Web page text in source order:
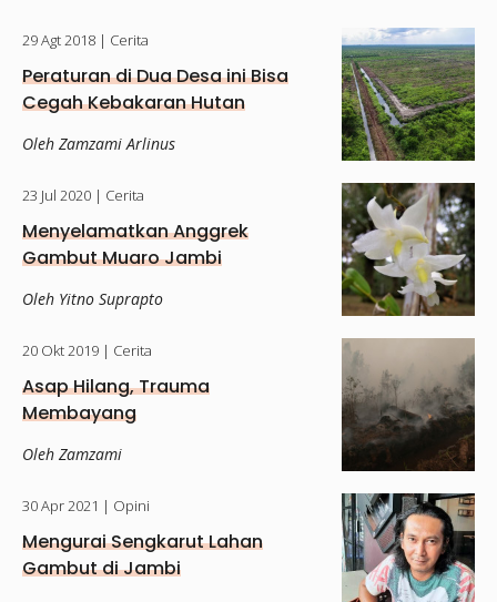
29 Agt 2018 | Cerita
Peraturan di Dua Desa ini Bisa
Cegah Kebakaran Hutan
Oleh Zamzami Arlinus
23 Jul 2020 | Cerita
Menyelamatkan Anggrek
Gambut Muaro Jambi
Oleh Yitno Suprapto
20 Okt 2019 | Cerita
Asap Hilang, Trauma
Membayang
Oleh Zamzami
30 Apr 2021 | Opini
Mengurai Sengkarut Lahan
Gambut di Jambi